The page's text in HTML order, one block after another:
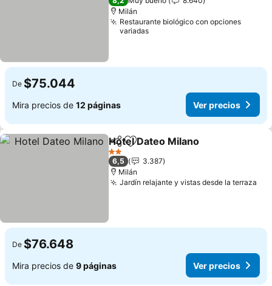
Milán
Restaurante biológico con opciones
variadas
De $75.044
Mira precios de 12 páginas Ver precios
CompartirAgregar a favoritos
Hotel Dateo Milano
2 Estrellas
6,5
3.387
Milán
Jardín relajante y vistas desde la terraza
De $76.648
Mira precios de 9 páginas Ver precios